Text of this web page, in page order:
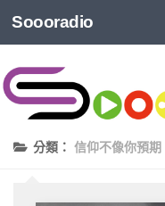
Soooradio
分類： 信仰不像你預期